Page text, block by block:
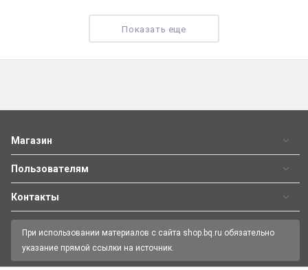
Показать еще
Магазин
Пользователям
Контакты
При использовании материалов с сайта shop.bq.ru обязательно
указание прямой ссылки на источник.